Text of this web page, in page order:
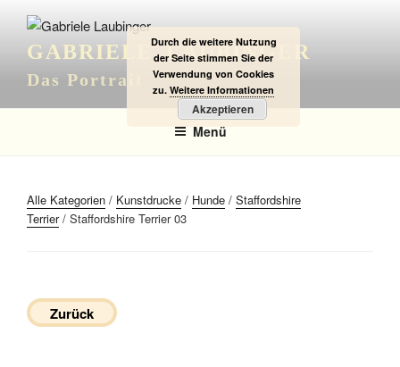
Inhalt
springenGABRIELE LAUBINGER
Das Portrait
Menü
Alle Kategorien / Kunstdrucke / Hunde / Staffordshire
Terrier/ Staffordshire Terrier 03
Zurück
Durch die weitere Nutzung
der Seite stimmen Sie der
Verwendung von Cookies
zu. Weitere Informationen
Akzeptieren